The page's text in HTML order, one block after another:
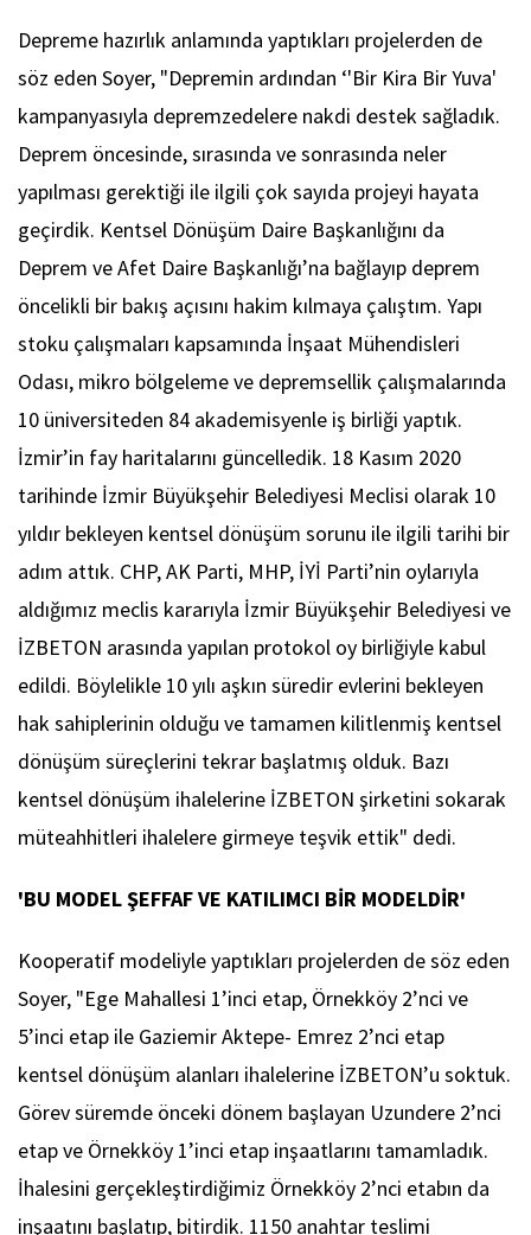
Depreme hazırlık anlamında yaptıkları projelerden de
söz eden Soyer, "Depremin ardından ‘'Bir Kira Bir Yuva'
kampanyasıyla depremzedelere nakdi destek sağladık.
Deprem öncesinde, sırasında ve sonrasında neler
yapılması gerektiği ile ilgili çok sayıda projeyi hayata
geçirdik. Kentsel Dönüşüm Daire Başkanlığını da
Deprem ve Afet Daire Başkanlığı’na bağlayıp deprem
öncelikli bir bakış açısını hakim kılmaya çalıştım. Yapı
stoku çalışmaları kapsamında İnşaat Mühendisleri
Odası, mikro bölgeleme ve depremsellik çalışmalarında
10 üniversiteden 84 akademisyenle iş birliği yaptık.
İzmir’in fay haritalarını güncelledik. 18 Kasım 2020
tarihinde İzmir Büyükşehir Belediyesi Meclisi olarak 10
yıldır bekleyen kentsel dönüşüm sorunu ile ilgili tarihi bir
adım attık. CHP, AK Parti, MHP, İYİ Parti’nin oylarıyla
aldığımız meclis kararıyla İzmir Büyükşehir Belediyesi ve
İZBETON arasında yapılan protokol oy birliğiyle kabul
edildi. Böylelikle 10 yılı aşkın süredir evlerini bekleyen
hak sahiplerinin olduğu ve tamamen kilitlenmiş kentsel
dönüşüm süreçlerini tekrar başlatmış olduk. Bazı
kentsel dönüşüm ihalelerine İZBETON şirketini sokarak
müteahhitleri ihalelere girmeye teşvik ettik" dedi.
'BU MODEL ŞEFFAF VE KATILIMCI BİR MODELDİR'
Kooperatif modeliyle yaptıkları projelerden de söz eden
Soyer, "Ege Mahallesi 1’inci etap, Örnekköy 2’nci ve
5’inci etap ile Gaziemir Aktepe- Emrez 2’nci etap
kentsel dönüşüm alanları ihalelerine İZBETON’u soktuk.
Görev süremde önceki dönem başlayan Uzundere 2’nci
etap ve Örnekköy 1’inci etap inşaatlarını tamamladık.
İhalesini gerçekleştirdiğimiz Örnekköy 2’nci etabın da
inşaatını başlatıp, bitirdik. 1150 anahtar teslimi